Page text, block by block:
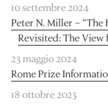
10 settembre 2024
Peter N. Miller –
Revisited: The
23 maggio 2024
Rome Prize
18 ottobre 2023